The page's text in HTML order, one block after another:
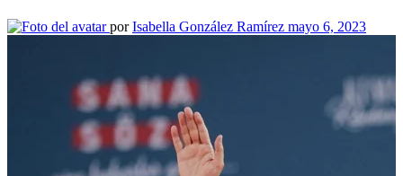
porIsabella González Ramírez mayo 6, 2023